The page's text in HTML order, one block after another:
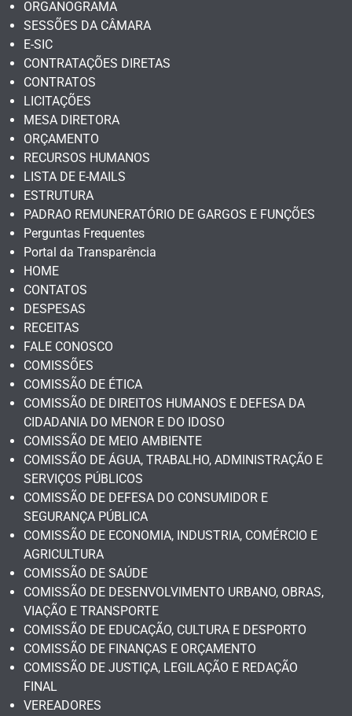
ORGANOGRAMA
SESSÕES DA CÂMARA
E-SIC
CONTRATAÇÕES DIRETAS
CONTRATOS
LICITAÇÕES
MESA DIRETORA
ORÇAMENTO
RECURSOS HUMANOS
LISTA DE E-MAILS
ESTRUTURA
PADRAO REMUNERATÓRIO DE GARGOS E FUNÇÕES
Perguntas Frequentes
Portal da Transparência
HOME
CONTATOS
DESPESAS
RECEITAS
FALE CONOSCO
COMISSÕES
COMISSÃO DE ÉTICA
COMISSÃO DE DIREITOS HUMANOS E DEFESA DA
CIDADANIA DO MENOR E DO IDOSO
COMISSÃO DE MEIO AMBIENTE
COMISSÃO DE ÁGUA, TRABALHO, ADMINISTRAÇÃO E
SERVIÇOS PÚBLICOS
COMISSÃO DE DEFESA DO CONSUMIDOR E
SEGURANÇA PÚBLICA
COMISSÃO DE ECONOMIA, INDUSTRIA, COMÉRCIO E
AGRICULTURA
COMISSÃO DE SAÚDE
COMISSÃO DE DESENVOLVIMENTO URBANO, OBRAS,
VIAÇÃO E TRANSPORTE
COMISSÃO DE EDUCAÇÃO, CULTURA E DESPORTO
COMISSÃO DE FINANÇAS E ORÇAMENTO
COMISSÃO DE JUSTIÇA, LEGILAÇÃO E REDAÇÃO
FINAL
VEREADORES